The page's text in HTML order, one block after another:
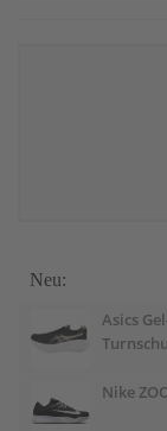
Neu:
Asics
Nike